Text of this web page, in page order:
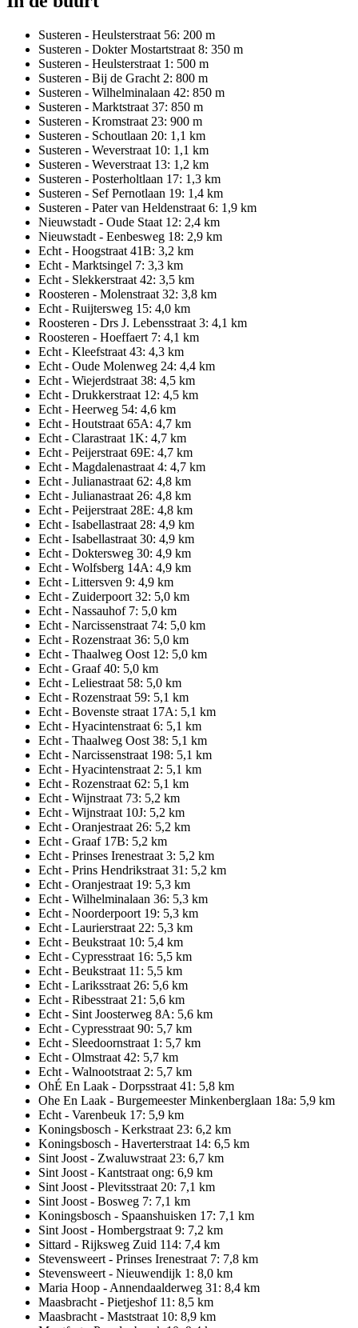
Susteren - Heulsterstraat 56: 200 m
Susteren - Dokter Mostartstraat 8: 350 m
Susteren - Heulsterstraat 1: 500 m
Susteren - Bij de Gracht 2: 800 m
Susteren - Wilhelminalaan 42: 850 m
Susteren - Marktstraat 37: 850 m
Susteren - Kromstraat 23: 900 m
Susteren - Schoutlaan 20: 1,1 km
Susteren - Weverstraat 10: 1,1 km
Susteren - Weverstraat 13: 1,2 km
Susteren - Posterholtlaan 17: 1,3 km
Susteren - Sef Pernotlaan 19: 1,4 km
Susteren - Pater van Heldenstraat 6: 1,9 km
Nieuwstadt - Oude Staat 12: 2,4 km
Nieuwstadt - Eenbesweg 18: 2,9 km
Echt - Hoogstraat 41B: 3,2 km
Echt - Marktsingel 7: 3,3 km
Echt - Slekkerstraat 42: 3,5 km
Roosteren - Molenstraat 32: 3,8 km
Echt - Ruijtersweg 15: 4,0 km
Roosteren - Drs J. Lebensstraat 3: 4,1 km
Roosteren - Hoeffaert 7: 4,1 km
Echt - Kleefstraat 43: 4,3 km
Echt - Oude Molenweg 24: 4,4 km
Echt - Wiejerdstraat 38: 4,5 km
Echt - Drukkerstraat 12: 4,5 km
Echt - Heerweg 54: 4,6 km
Echt - Houtstraat 65A: 4,7 km
Echt - Clarastraat 1K: 4,7 km
Echt - Peijerstraat 69E: 4,7 km
Echt - Magdalenastraat 4: 4,7 km
Echt - Julianastraat 62: 4,8 km
Echt - Julianastraat 26: 4,8 km
Echt - Peijerstraat 28E: 4,8 km
Echt - Isabellastraat 28: 4,9 km
Echt - Isabellastraat 30: 4,9 km
Echt - Doktersweg 30: 4,9 km
Echt - Wolfsberg 14A: 4,9 km
Echt - Littersven 9: 4,9 km
Echt - Zuiderpoort 32: 5,0 km
Echt - Nassauhof 7: 5,0 km
Echt - Narcissenstraat 74: 5,0 km
Echt - Rozenstraat 36: 5,0 km
Echt - Thaalweg Oost 12: 5,0 km
Echt - Graaf 40: 5,0 km
Echt - Leliestraat 58: 5,0 km
Echt - Rozenstraat 59: 5,1 km
Echt - Bovenste straat 17A: 5,1 km
Echt - Hyacintenstraat 6: 5,1 km
Echt - Thaalweg Oost 38: 5,1 km
Echt - Narcissenstraat 198: 5,1 km
Echt - Hyacintenstraat 2: 5,1 km
Echt - Rozenstraat 62: 5,1 km
Echt - Wijnstraat 73: 5,2 km
Echt - Wijnstraat 10J: 5,2 km
Echt - Oranjestraat 26: 5,2 km
Echt - Graaf 17B: 5,2 km
Echt - Prinses Irenestraat 3: 5,2 km
Echt - Prins Hendrikstraat 31: 5,2 km
Echt - Oranjestraat 19: 5,3 km
Echt - Wilhelminalaan 36: 5,3 km
Echt - Noorderpoort 19: 5,3 km
Echt - Laurierstraat 22: 5,3 km
Echt - Beukstraat 10: 5,4 km
Echt - Cypresstraat 16: 5,5 km
Echt - Beukstraat 11: 5,5 km
Echt - Lariksstraat 26: 5,6 km
Echt - Ribesstraat 21: 5,6 km
Echt - Sint Joosterweg 8A: 5,6 km
Echt - Cypresstraat 90: 5,7 km
Echt - Sleedoornstraat 1: 5,7 km
Echt - Olmstraat 42: 5,7 km
Echt - Walnootstraat 2: 5,7 km
OhÉ En Laak - Dorpsstraat 41: 5,8 km
Ohe En Laak - Burgemeester Minkenberglaan 18a: 5,9 km
Echt - Varenbeuk 17: 5,9 km
Koningsbosch - Kerkstraat 23: 6,2 km
Koningsbosch - Haverterstraat 14: 6,5 km
Sint Joost - Zwaluwstraat 23: 6,7 km
Sint Joost - Kantstraat ong: 6,9 km
Sint Joost - Plevitsstraat 20: 7,1 km
Sint Joost - Bosweg 7: 7,1 km
Koningsbosch - Spaanshuisken 17: 7,1 km
Sint Joost - Hombergstraat 9: 7,2 km
Sittard - Rijksweg Zuid 114: 7,4 km
Stevensweert - Prinses Irenestraat 7: 7,8 km
Stevensweert - Nieuwendijk 1: 8,0 km
Maria Hoop - Annendaalderweg 31: 8,4 km
Maasbracht - Pietjeshof 11: 8,5 km
Maasbracht - Maststraat 10: 8,9 km